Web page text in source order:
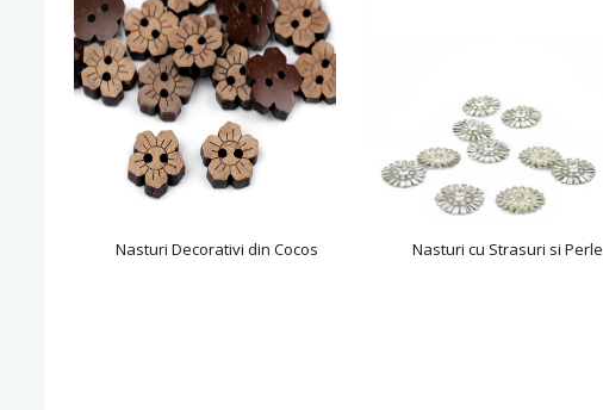
Nasturi Decorativi din Cocos Nasturi cu Strasuri si Perle